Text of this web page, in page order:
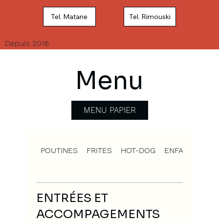
Depuis 2016
Tel. Matane Tel. Rimouski
Menu
MENU PAPIER
POUTINES FRITES HOT-DOG ENFANTS
ENTRÉES ET
ACCOMPAGEMENTS